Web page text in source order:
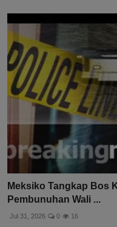
Meksiko Tangkap Bos
Pembunuhan Wali ...
Jul 31, 2026 0 16